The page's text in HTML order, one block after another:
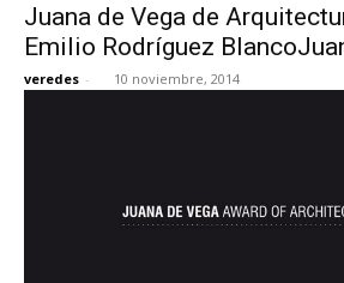
Juana de Vega de
Emilio Rodríguez
veredes - 10 noviembre, 2014